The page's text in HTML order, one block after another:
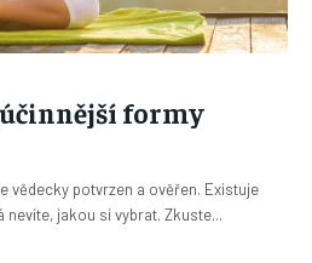
formy
vědecky potvrzen a ověřen. Existuje
jakou si vybrat. Zkuste...